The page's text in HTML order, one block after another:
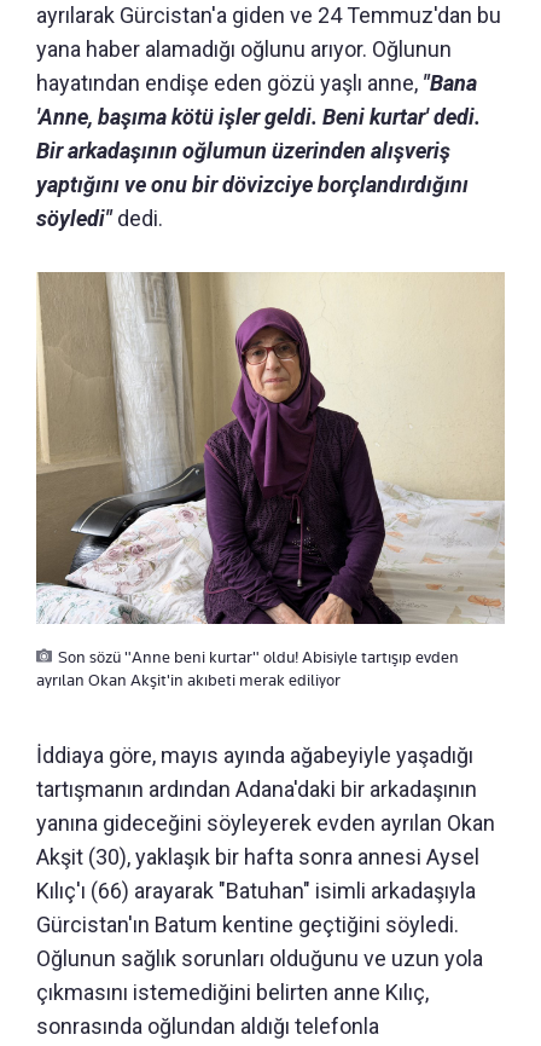
ayrılarak Gürcistan'a giden ve 24 Temmuz'dan bu
yana haber alamadığı oğlunu arıyor. Oğlunun
hayatından endişe eden gözü yaşlı anne, "Bana
'Anne, başıma kötü işler geldi. Beni kurtar' dedi.
Bir arkadaşının oğlumun üzerinden alışveriş
yaptığını ve onu bir dövizciye borçlandırdığını
söyledi"dedi.
Son sözü "Anne beni kurtar" oldu! Abisiyle tartışıp evden
ayrılan Okan Akşit'in akıbeti merak ediliyor
İddiaya göre, mayıs ayında ağabeyiyle yaşadığı
tartışmanın ardından Adana'daki bir arkadaşının
yanına gideceğini söyleyerek evden ayrılan Okan
Akşit (30), yaklaşık bir hafta sonra annesi Aysel
Kılıç'ı (66) arayarak "Batuhan" isimli arkadaşıyla
Gürcistan'ın Batum kentine geçtiğini söyledi.
Oğlunun sağlık sorunları olduğunu ve uzun yola
çıkmasını istemediğini belirten anne Kılıç,
sonrasında oğlundan aldığı telefonla